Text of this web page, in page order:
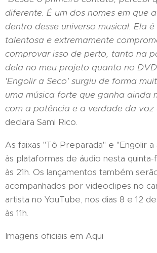
diferente. É um dos nomes em que
dentro desse universo musical. Ela
talentosa e extremamente
comprovar isso de perto, tanto na
dela no meu projeto quanto no
'Engolir a Seco' surgiu de forma
uma música forte que ganha ainda
com a potência e a verdade da voz
declara Sami Rico.
As faixas "Tô Preparada" e "Engolir a
às plataformas de áudio nesta
às 21h. Os lançamentos também
acompanhados por videoclipes no
artista no YouTube, nos dias 8 e 12
às 11h.
Imagens oficiais em Aqui